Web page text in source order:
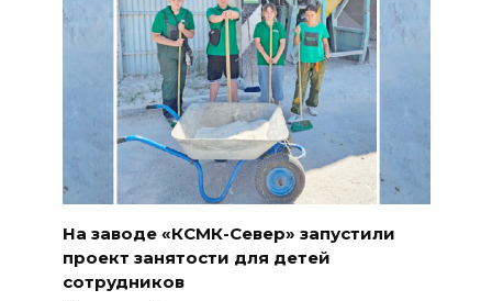
На заводе «КСМК-Север» запустили
проект занятости для детей
сотрудников